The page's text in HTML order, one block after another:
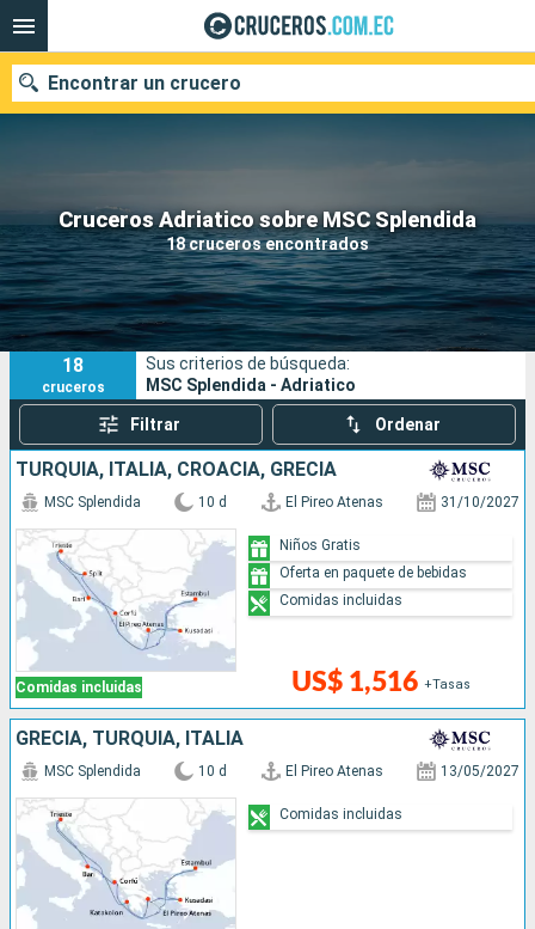
Cruceros Adriatico sobre MSC Splendida
18 cruceros encontrados
Encontrar un crucero
Nuestros destinos
Fecha de salida
Puertos Compañías
Buscar
18
cruceros
Sus criterios de búsqueda:
MSC Splendida - Adriatico
Filtrar Ordenar
TURQUÍA, ITALIA, CROACIA, GRECIA
Comidas incluidas
MSC Splendida 10 d El Pireo Atenas 31/10/2027
US$ 1,516 +Tasas
Niños Gratis
Oferta en paquete de bebidas
Comidas incluidas
GRECIA, TURQUÍA, ITALIA
MSC Splendida 10 d El Pireo Atenas 13/05/2027
Comidas incluidas